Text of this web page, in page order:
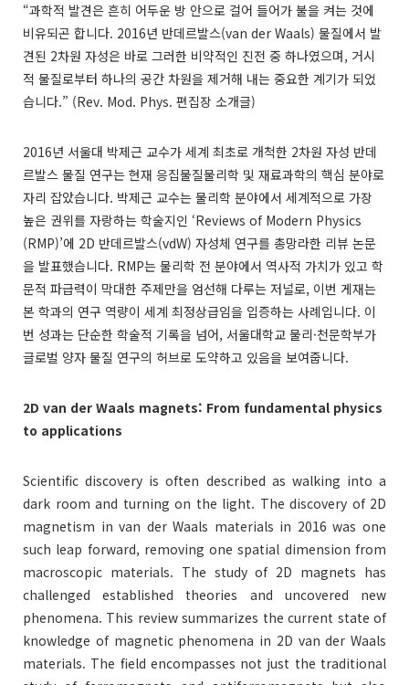
“과학적 발견은 흔히 어두운 방 안으로 걸어 들어가 불을 켜는 것에
비유되곤 합니다. 2016년 반데르발스(van der Waals) 물질에서 발
견된 2차원 자성은 바로 그러한 비약적인 진전 중 하나였으며, 거시
적 물질로부터 하나의 공간 차원을 제거해 내는 중요한 계기가 되었
습니다.” (Rev. Mod. Phys. 편집장 소개글)
2016년 서울대 박제근 교수가 세계 최초로 개척한 2차원 자성 반데
르발스 물질 연구는 현재 응집물질물리학 및 재료과학의 핵심 분야로
자리 잡았습니다. 박제근 교수는 물리학 분야에서 세계적으로 가장
높은 권위를 자랑하는 학술지인 ‘Reviews of Modern Physics
(RMP)’에 2D 반데르발스(vdW) 자성체 연구를 총망라한 리뷰 논문
을 발표했습니다. RMP는 물리학 전 분야에서 역사적 가치가 있고 학
문적 파급력이 막대한 주제만을 엄선해 다루는 저널로, 이번 게재는
본 학과의 연구 역량이 세계 최정상급임을 입증하는 사례입니다. 이
번 성과는 단순한 학술적 기록을 넘어, 서울대학교 물리·천문학부가
글로벌 양자 물질 연구의 허브로 도약하고 있음을 보여줍니다.
2D van der Waals magnets: From fundamental physics
to applications
Scientific discovery is often described as walking into a
dark room and turning on the light. The discovery of 2D
magnetism in van der Waals materials in 2016 was one
such leap forward, removing one spatial dimension from
macroscopic materials. The study of 2D magnets has
challenged established theories and uncovered new
phenomena. This review summarizes the current state of
knowledge of magnetic phenomena in 2D van der Waals
materials. The field encompasses not just the traditional